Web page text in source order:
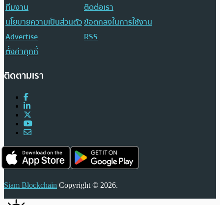
ทีมงาน
ติดต่อเรา
นโยบายความเป็นส่วนตัวข้อตกลงในการใช้งาน
Advertise
RSS
ตั้งค่าคุกกี้
ติดตามเรา
Siam Blockchain Copyright © 2026.